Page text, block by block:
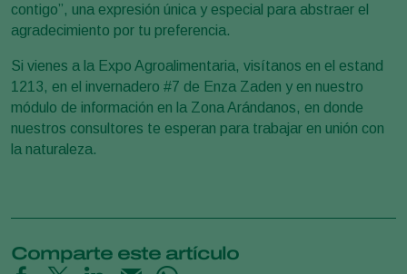
contigo”, una expresión única y especial para abstraer el
agradecimiento por tu preferencia.
Si vienes a la Expo Agroalimentaria, visítanos en el estand
1213, en el invernadero #7 de Enza Zaden y en nuestro
módulo de información en la Zona Arándanos, en donde
nuestros consultores te esperan para trabajar en unión con
la naturaleza.
Comparte este artículo